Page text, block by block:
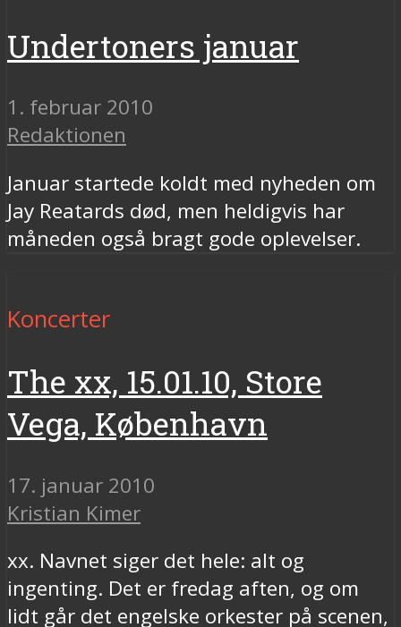
Undertoners januar
1. februar 2010
Redaktionen
Januar startede koldt med nyheden om
Jay Reatards død, men heldigvis har
måneden også bragt gode oplevelser.
Koncerter
The xx, 15.01.10, Store
Vega, København
17. januar 2010
Kristian Kimer
xx. Navnet siger det hele: alt og
ingenting. Det er fredag aften, og om
lidt går det engelske orkester på scenen,